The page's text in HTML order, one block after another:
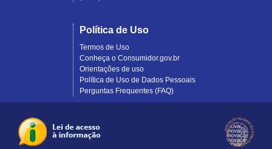
Política de Uso
Termos de Uso
Conheça o Consumidor.gov.br
Orientações de uso
Política de Uso de Dados Pessoais
Perguntas Frequentes (FAQ)